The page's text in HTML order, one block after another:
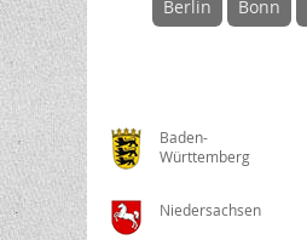
Berlin Bonn
Baden-
Württemberg
Niedersachsen